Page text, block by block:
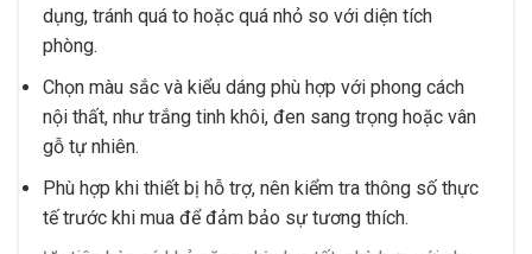
dụng, tránh quá to hoặc quá nhỏ so với diện tích
phòng.
Chọn màu sắc và kiểu dáng phù hợp với phong cách
nội thất, như trắng tinh khôi, đen sang trọng hoặc vân
gỗ tự nhiên.
Phù hợp khi thiết bị hỗ trợ, nên kiểm tra thông số thực
tế trước khi mua để đảm bảo sự tương thích.